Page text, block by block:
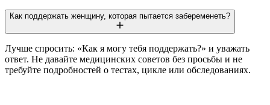
Как поддержать женщину, которая пытается забеременеть?
Лучше спросить: «Как я могу тебя поддержать?» и уважать
ответ. Не давайте медицинских советов без просьбы и не
требуйте подробностей о тестах, цикле или обследованиях.